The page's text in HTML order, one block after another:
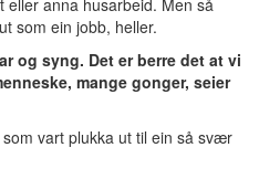
som ein jobb, heller.
og syng. Det er berre det at vi
mange gonger, seier
vart plukka ut til ein så svær